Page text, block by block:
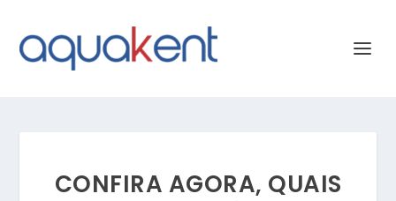
CONFIRA AGORA, QUAIS